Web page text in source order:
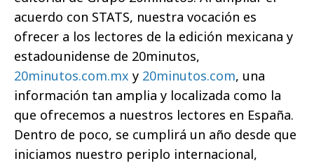
acuerdo con STATS, nuestra vocación es
ofrecer a los lectores de la edición mexicana y
estadounidense de 20minutos,
20minutos.com.mx y 20minutos.com, una
información tan amplia y localizada como la
que ofrecemos a nuestros lectores en España.
Dentro de poco, se cumplirá un año desde que
iniciamos nuestro periplo internacional,